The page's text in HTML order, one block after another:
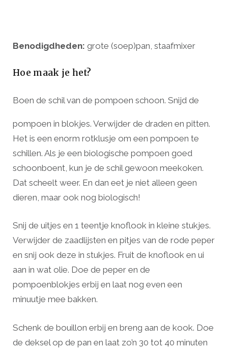
Benodigdheden: grote (soep)pan, staafmixer
Hoe maak je het?
Boen de schil van de pompoen schoon. Snijd de
pompoen in blokjes. Verwijder de draden en pitten.
Het is een enorm rotklusje om een pompoen te
schillen. Als je een biologische pompoen goed
schoonboent, kun je de schil gewoon meekoken.
Dat scheelt weer. En dan eet je niet alleen geen
dieren, maar ook nog biologisch!
Snij de uitjes en 1 teentje knoflook in kleine stukjes.
Verwijder de zaadlijsten en pitjes van de rode peper
en snij ook deze in stukjes. Fruit de knoflook en ui
aan in wat olie. Doe de peper en de
pompoenblokjes erbij en laat nog even een
minuutje mee bakken.
Schenk de bouillon erbij en breng aan de kook. Doe
de deksel op de pan en laat zo’n 30 tot 40 minuten